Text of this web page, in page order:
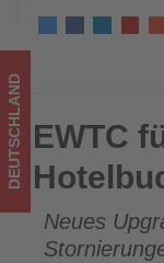
Wissen,
was
im
los
ist!
EWTC führt Flex-
DEUTSCHLAND EWTC
Neues